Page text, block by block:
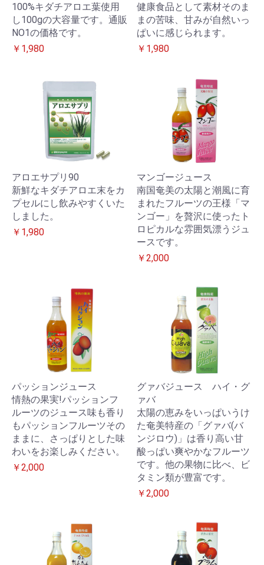
100%キダチアロエ葉使用
し100gの大容量です。通販
NO1の価格です。
￥1,980
健康食品として素材そのま
まの苦味、甘みが自然いっ
ぱいに感じられます。
￥1,980
アロエサプリ90
新鮮なキダチアロエ末をカ
プセルにし飲みやすくいた
しました。
￥1,980
マンゴージュース
南国奄美の太陽と潮風に育
まれたフルーツの王様「マ
ンゴー」を贅沢に使ったト
ロピカルな雰囲気漂うジュ
ースです。
￥2,000
パッションジュース
情熱の果実!パッションフ
ルーツのジュース味も香り
もパッションフルーツその
ままに、さっぱりとした味
わいをお楽しみください。
￥2,000
グァバジュース ハイ・グ
ァバ
太陽の恵みをいっぱいうけ
た奄美特産の「グァバ(バ
ンジロウ)」は香り高い甘
酸っぱい爽やかなフルーツ
です。他の果物に比べ、ビ
タミン類が豊富です。
￥2,000